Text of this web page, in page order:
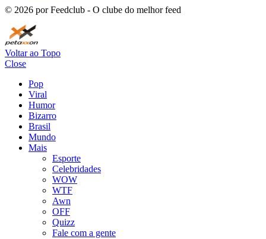
© 2026 por Feedclub - O clube do melhor feed
Voltar ao Topo
Close
Pop
Viral
Humor
Bizarro
Brasil
Mundo
Mais
Esporte
Celebridades
WOW
WTF
Awn
OFF
Quizz
Fale com a gente